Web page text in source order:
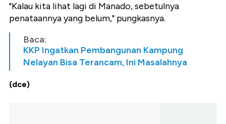
"Kalau kita lihat lagi di Manado, sebetulnya
penataannya yang belum," pungkasnya.
Baca:
KKP Ingatkan Pembangunan Kampung
Nelayan Bisa Terancam, Ini Masalahnya
(dce)